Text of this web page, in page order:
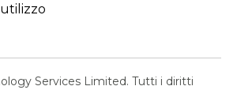
Services Limited. Tutti i diritti